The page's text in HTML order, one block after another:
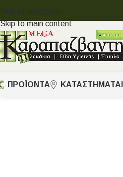
Skip to navigation
Skip to main content
ΠΡΟΪΟΝΤΑ ΚΑΤΑΣΤΗΜΑΤΑ